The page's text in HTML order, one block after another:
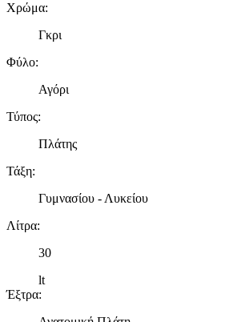
Χρώμα:
Γκρι
Φύλο:
Αγόρι
Τύπος:
Πλάτης
Τάξη:
Γυμνασίου - Λυκείου
Λίτρα:
30
lt
Έξτρα: